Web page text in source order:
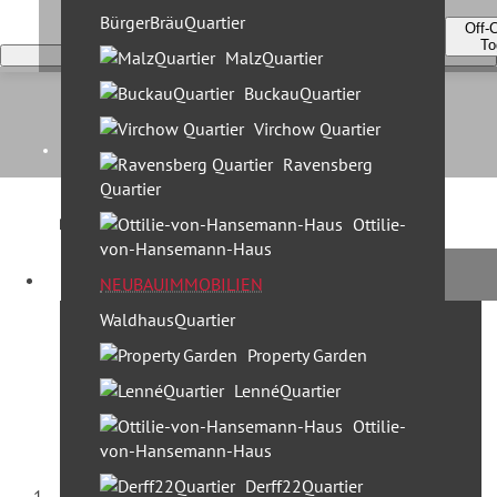
Unternehmen
Leistungen
30 Jahre Profi Partner
Standorte & Team
Team Berlin
Team München
BürgerBräuQuartier
MalzQuartier
BuckauQuartier
Virchow Quartier
Ravensberg
Quartier
Ottilie-
von-Hansemann-Haus
NEUBAUIMMOBILIEN
WaldhausQuartier
Property Garden
LennéQuartier
Ottilie-
von-Hansemann-Haus
Derff22Quartier
Off-
Profi Partner News
Aktuelles rund um die Immobilie
- wir informieren, beraten,
kommentieren.